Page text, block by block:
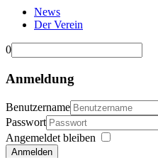
News
Der Verein
0
Anmeldung
Benutzername
Passwort
Angemeldet bleiben
Anmelden